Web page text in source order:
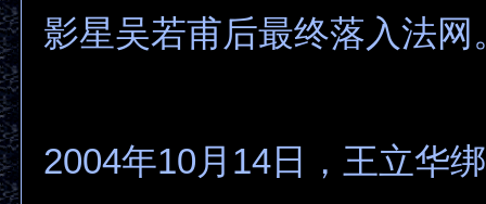
影星吴若甫后最终落入法网
2004年10月14日，王立华